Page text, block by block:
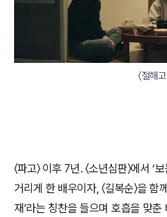
〈절해고
〈파고〉 이후 7년. 〈소년심판〉에서
거리게 한 배우이자, 〈길복순〉을
재’라는 칭찬을 들으며 호흡을 맞